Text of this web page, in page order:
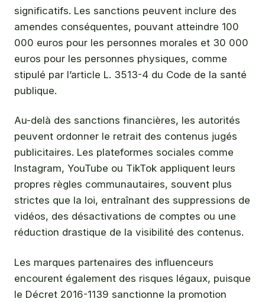
significatifs. Les sanctions peuvent inclure des
amendes conséquentes, pouvant atteindre 100
000 euros pour les personnes morales et 30 000
euros pour les personnes physiques, comme
stipulé par l’article L. 3513-4 du Code de la santé
publique.
Au-delà des sanctions financières, les autorités
peuvent ordonner le retrait des contenus jugés
publicitaires. Les plateformes sociales comme
Instagram, YouTube ou TikTok appliquent leurs
propres règles communautaires, souvent plus
strictes que la loi, entraînant des suppressions de
vidéos, des désactivations de comptes ou une
réduction drastique de la visibilité des contenus.
Les marques partenaires des influenceurs
encourent également des risques légaux, puisque
le Décret 2016-1139 sanctionne la promotion